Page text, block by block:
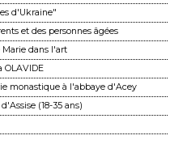
d'Ukraine"
et des personnes âgées
dans l'art
OLAVIDE
monastique à l'abbaye d'Acey
(18-35 ans)